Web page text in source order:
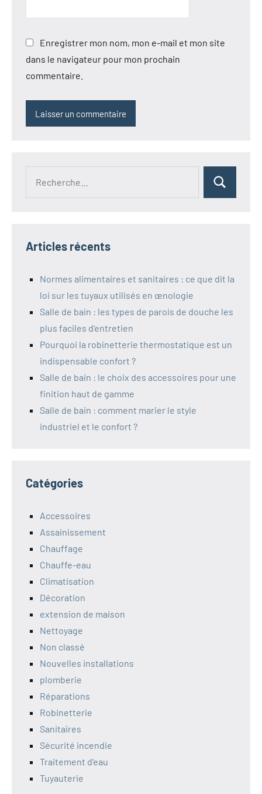
Enregistrer mon nom, mon e-mail et mon site
dans le navigateur pour mon prochain
commentaire.
Rechercher
Articles récents
Normes alimentaires et sanitaires : ce que dit la
loi sur les tuyaux utilisés en œnologie
Salle de bain : les types de parois de douche les
plus faciles d’entretien
Pourquoi la robinetterie thermostatique est un
indispensable confort ?
Salle de bain : le choix des accessoires pour une
finition haut de gamme
Salle de bain : comment marier le style
industriel et le confort ?
Catégories
Accessoires
Assainissement
Chauffage
Chauffe-eau
Climatisation
Décoration
extension de maison
Nettoyage
Non classé
Nouvelles installations
plomberie
Réparations
Robinetterie
Sanitaires
Sécurité incendie
Traitement d'eau
Tuyauterie